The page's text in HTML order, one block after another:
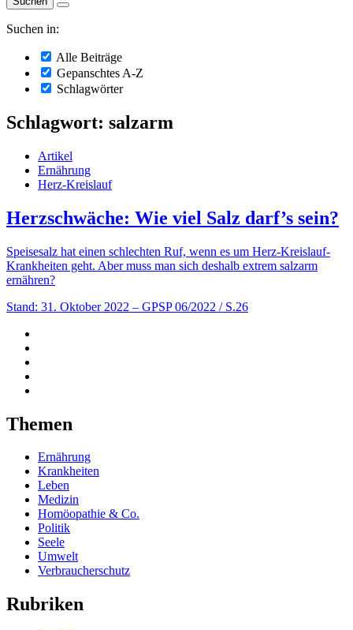
Suchen in:
Alle Beiträge
Gepanschtes A-Z
Schlagwörter
Schlagwort: salzarm
Artikel
Ernährung
Herz-Kreislauf
Herzschwäche: Wie viel Salz darf’s sein?
Speisesalz hat einen schlechten Ruf, wenn es um Herz-Kreislauf-
Krankheiten geht. Aber muss man sich deshalb extrem salzarm
ernähren?
Stand: 31. Oktober 2022 – GPSP 06/2022 / S.26
Themen
Ernährung
Krankheiten
Leben
Medizin
Homöopathie & Co.
Politik
Seele
Umwelt
Verbraucherschutz
Rubriken